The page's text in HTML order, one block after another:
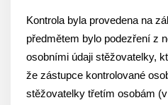
Kontrola byla provedena na
předmětem bylo podezření z
osobními údaji stěžovatelky,
že zástupce kontrolované
stěžovatelky třetím osobám